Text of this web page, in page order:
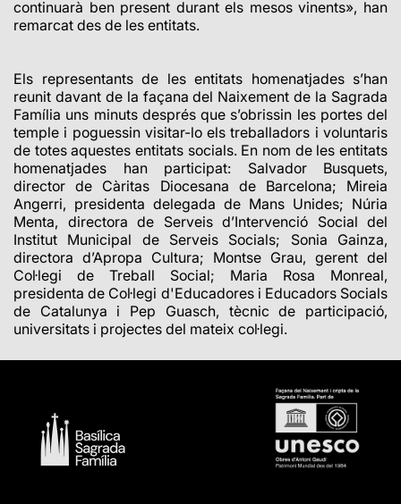
continuarà ben present durant els mesos vinents», han
remarcat des de les entitats.
Els representants de les entitats homenatjades s’han
reunit davant de la façana del Naixement de la Sagrada
Família uns minuts després que s’obrissin les portes del
temple i poguessin visitar-lo els treballadors i voluntaris
de totes aquestes entitats socials. En nom de les entitats
homenatjades han participat: Salvador Busquets,
director de Càritas Diocesana de Barcelona; Mireia
Angerri, presidenta delegada de Mans Unides; Núria
Menta, directora de Serveis d’Intervenció Social del
Institut Municipal de Serveis Socials; Sonia Gainza,
directora d’Apropa Cultura; Montse Grau, gerent del
Col·legi de Treball Social; Maria Rosa Monreal,
presidenta de Col·legi d'Educadores i Educadors Socials
de Catalunya i Pep Guasch, tècnic de participació,
universitats i projectes del mateix col·legi.